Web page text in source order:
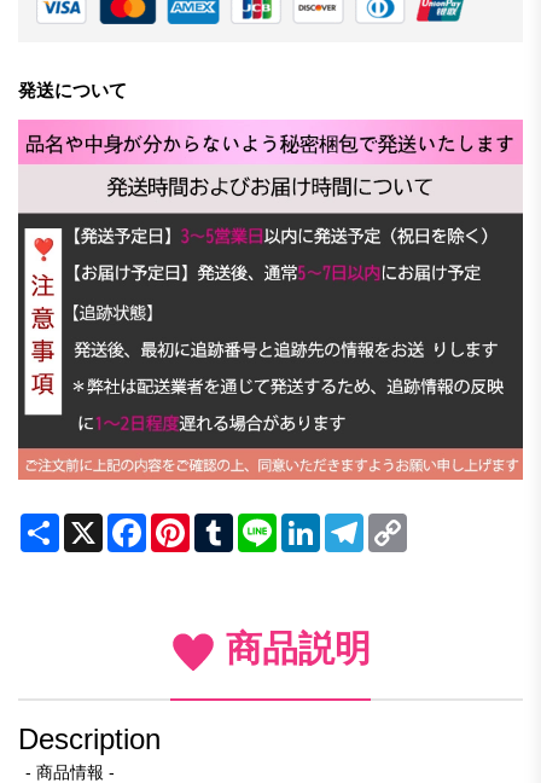
発送について
Share X FacebookPinterestTumblrLine LinkedInTelegram
商品説明
Description
- 商品情報 -